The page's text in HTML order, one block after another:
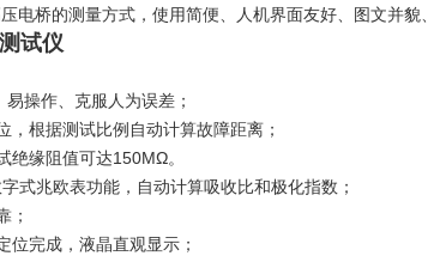
电桥的测量方式，使用简便、人机界面友好、图文并貌
试仪
操作、克服人为误差；
，根据测试比例自动计算故障距离；
绝缘阻值可达150MΩ。
兆欧表功能，自动计算吸收比和极化指数；
靠；
位完成，液晶直观显示；